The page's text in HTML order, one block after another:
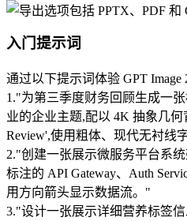
入门提示词
通过以下提示词体验 GPT Image
1 ."为第三季度财务回顾生成一
业的企业主题,配以 4K 抽象几何
Review',使用粗体、现代无衬线
2."创建一张展示微服务平台系
标注的 API Gateway、Auth
用方向箭头显示数据流。"
3."设计一张展示详细营养标签